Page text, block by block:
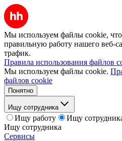
Мы используем файлы cookie,
правильную работу нашего веб-
трафик.
Правила использования файлов
Мы используем файлы cookie.
файлов cookie
Понятно
Ищу сотрудника
Ищу работу
Ищу
Ищу сотрудника
Сервисы